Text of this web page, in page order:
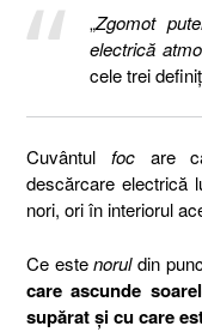
„Zgomot
electrică
cele trei
Cuvântul focare
descărcare electrică
nori, ori în interiorul
Ce estenoruldin
care ascunde
supărat și cu care